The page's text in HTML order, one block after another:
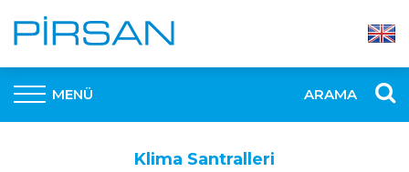
MENÜ ARAMA
Klima Santralleri